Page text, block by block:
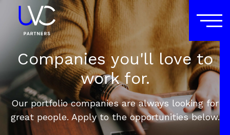
Companies you'll love to
work for.
Our portfolio companies are always looking for
great people. Apply to the opportunities below.